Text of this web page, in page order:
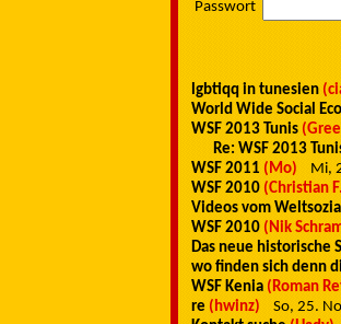
Passwort
lgbtiqq in tunesien
World Wide Social
WSF 2013 Tunis
Re: WSF 2013
WSF 2011 (Mo) Mi,
WSF 2010 (Christian
Videos vom
WSF 2010 (Nik
Das neue historische
wo finden sich denn
WSF Kenia (Roman
re (hwinz) So, 25.